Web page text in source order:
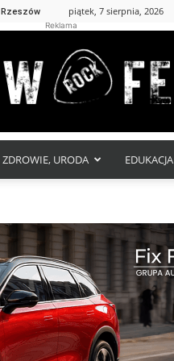
Rzeszów piątek, 7 sierpnia, 2026
Reklama
ZDROWIE, URODA EDUKACJA